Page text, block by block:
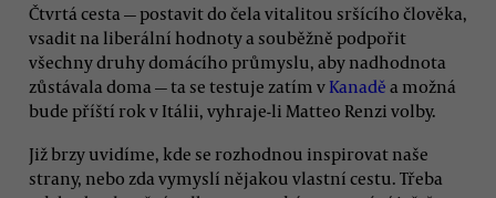
Čtvrtá cesta — postavit do čela vitalitou sršícího člověka,
vsadit na liberální hodnoty a souběžně podpořit
všechny druhy domácího průmyslu, aby nadhodnota
zůstávala doma — ta se testuje zatím v Kanadě a možná
bude příští rok v Itálii, vyhraje-li Matteo Renzi volby.
Již brzy uvidíme, kde se rozhodnou inspirovat naše
strany, nebo zda vymyslí nějakou vlastní cestu. Třeba